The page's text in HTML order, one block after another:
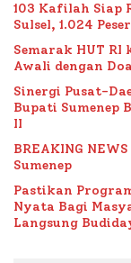
103 Kafilah Siap
Sulsel, 1.024
Semarak HUT RI
Awali dengan
Sinergi Pusat-
Bupati Sumenep
II
BREAKING
Sumenep
Pastikan
Nyata Bagi
Langsung